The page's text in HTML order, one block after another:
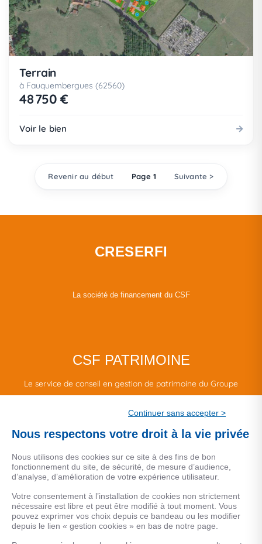
Terrain
à Fauquembergues (62560)
48 750 €
Voir le bien
Revenir au début Page 1 Suivante >
CRESERFI
La société de financement du CSF
CSF PATRIMOINE
Le service de conseil en gestion de patrimoine du Groupe
MENTIONS LEGALES
Données personnelles
Continuer sans accepter >
Nous respectons votre droit à la vie privée
Nous utilisons des cookies sur ce site à des fins de bon
fonctionnement du site, de sécurité, de mesure d’audience,
d’analyse, d’amélioration de votre expérience utilisateur.
Votre consentement à l’installation de cookies non strictement
nécessaire est libre et peut être modifié à tout moment. Vous
pouvez exprimer vos choix depuis ce bandeau ou les modifier
depuis le lien « gestion cookies » en bas de notre page.